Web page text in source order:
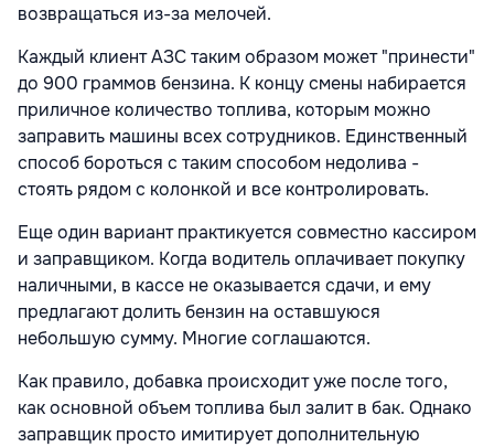
возвращаться из-за мелочей.
Каждый клиент АЗС таким образом может "принести"
до 900 граммов бензина. К концу смены набирается
приличное количество топлива, которым можно
заправить машины всех сотрудников. Единственный
способ бороться с таким способом недолива -
стоять рядом с колонкой и все контролировать.
Еще один вариант практикуется совместно кассиром
и заправщиком. Когда водитель оплачивает покупку
наличными, в кассе не оказывается сдачи, и ему
предлагают долить бензин на оставшуюся
небольшую сумму. Многие соглашаются.
Как правило, добавка происходит уже после того,
как основной объем топлива был залит в бак. Однако
заправщик просто имитирует дополнительную